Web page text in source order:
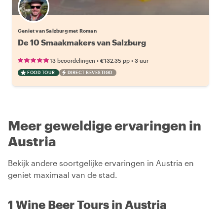
Geniet van Salzburg met Roman
De 10 Smaakmakers van Salzburg
13 beoordelingen • €132.35 pp • 3 uur
FOOD TOUR DIRECT BEVESTIGD
Meer geweldige ervaringen in
Austria
Bekijk andere soortgelijke ervaringen in Austria en
geniet maximaal van de stad.
1 Wine Beer Tours in Austria